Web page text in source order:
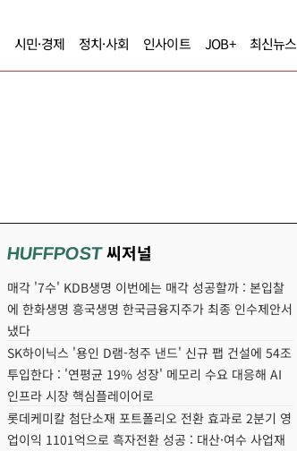
시민·경제 정치·사회 인사이트 JOB+ 최신뉴스
HUFFPOST씨저널
매각 '7수' KDB생명 이번에는 매각 성공할까 : 본입찰
에 한화생명 흥국생명 한국금융지주가 최종 인수제안서
냈다
SK하이닉스 '용인 D램-청주 낸드' 신규 팹 건설에 54조
투입한다 : '연평균 19% 성장' 메모리 수요 대응해 AI
인프라 시장 핵심플레이어로
롯데케미칼 첨단소재 포트폴리오 전환 효과로 2분기 영
업이익 1101억으로 흑자전환 성공 : 대산·여수 사업재